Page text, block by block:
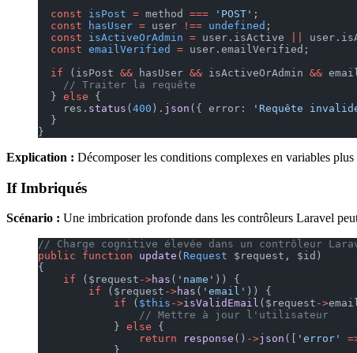
  const
isPost = method === 'POST' ;
  const
hasUser = user !== undefined ;
  const
isActiveOrAdmin = user.isActive
  const
emailVerified = user.emailVerified;
  if
(isPost && hasUser && isActiveOrAdmin &&
    // Traiter la requête
  }
else {
    res.
status ( 400 ). json ({ error: 'Requête
  }
}
Explication : Décomposer les conditions complexes en variables
If Imbriqués
Scénario : Une imbrication profonde dans les contrôleurs Laravel
// Charge cognitive élevée dans un contrôleur
public function update ( Request $request, $id)
{
    if
($request ->has ( 'name' )) {
        if
($request ->has ( 'email' )) {
            if
( $this ->isValidEmail ($request ->
                // Mettre à jour l'utilisateur
            }
else {
                return
response () ->json ([ 'error'
            }